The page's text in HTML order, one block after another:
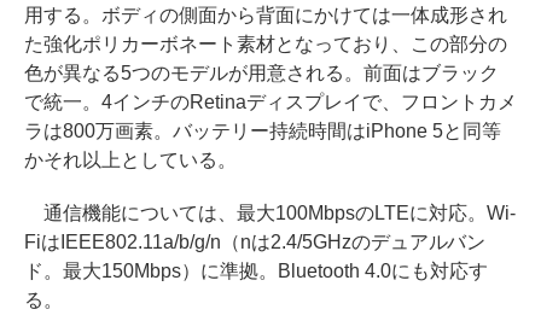
用する。ボディの側面から背面にかけては一体成形され
た強化ポリカーボネート素材となっており、この部分の
色が異なる5つのモデルが用意される。前面はブラック
で統一。4インチのRetinaディスプレイで、フロントカメ
ラは800万画素。バッテリー持続時間はiPhone 5と同等
かそれ以上としている。
通信機能については、最大100MbpsのLTEに対応。Wi-
FiはIEEE802.11a/b/g/n（nは2.4/5GHzのデュアルバン
ド。最大150Mbps）に準拠。Bluetooth 4.0にも対応す
る。